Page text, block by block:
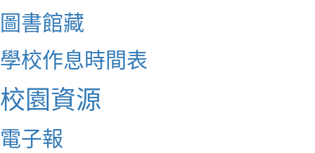
圖書館藏
學校作息時間表
校園資源
電子報